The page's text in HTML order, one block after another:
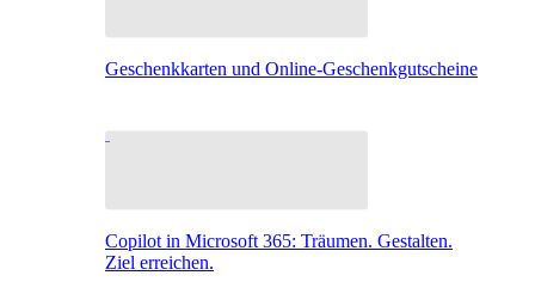
Geschenkkarten und Online-Geschenkgutscheine
Copilot in Microsoft 365: Träumen. Gestalten.
Ziel erreichen.